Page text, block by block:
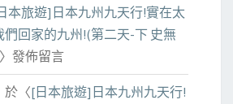
本旅遊]日本九州九天行!實在太
回家的九州!(第二天-下 史無
〉發佈留言
於〈[日本旅遊]日本九州九天行!